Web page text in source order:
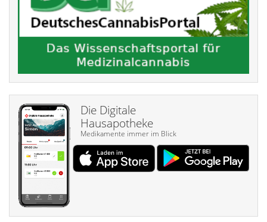
Die Digitale
Hausapotheke
Medikamente immer im Blick